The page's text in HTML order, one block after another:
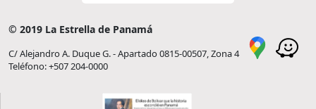
© 2019 La Estrella de Panamá
C/ Alejandro A. Duque G. - Apartado 0815-00507, Zona 4
Teléfono: +507 204-0000